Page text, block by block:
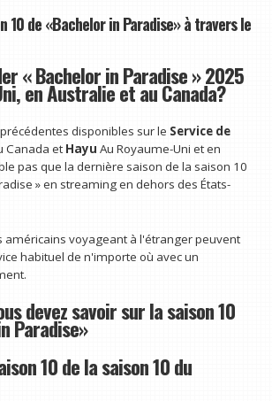
10 de «Bachelor in Paradise» à travers le
« Bachelor in Paradise » 2025
en Australie et au Canada?
disponibles sur le Service de
Canada et Hayu Au Royaume-Uni et en
pas que la dernière saison de la saison 10
» en streaming en dehors des États-
américains voyageant à l'étranger peuvent
habituel de n'importe où avec un
devez savoir sur la saison 10
Paradise»
10 de la saison 10 du